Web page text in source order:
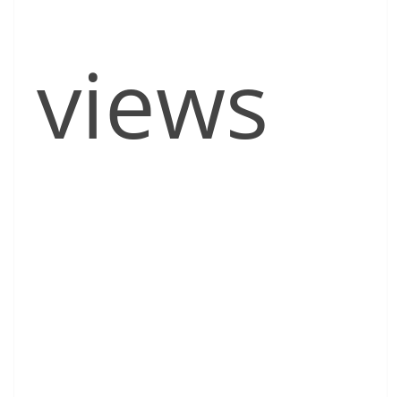
views